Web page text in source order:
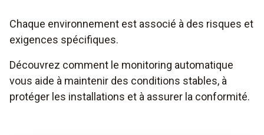
Chaque environnement est associé à des risques et
exigences spécifiques.
Découvrez comment le monitoring automatique
vous aide à maintenir des conditions stables, à
protéger les installations et à assurer la conformité.